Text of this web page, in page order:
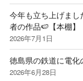
今年も立ち上げま
者の作品🍉【本棚】
2026年7月1日
徳島県の鉄道に電化
2026年6月28日